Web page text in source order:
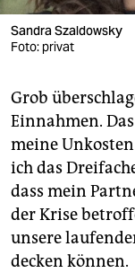
Sandra Szaldowsky
Foto: privat
Grob
Einnahmen.
meine
ich das
dass mein
der Krise
unsere
decken können.